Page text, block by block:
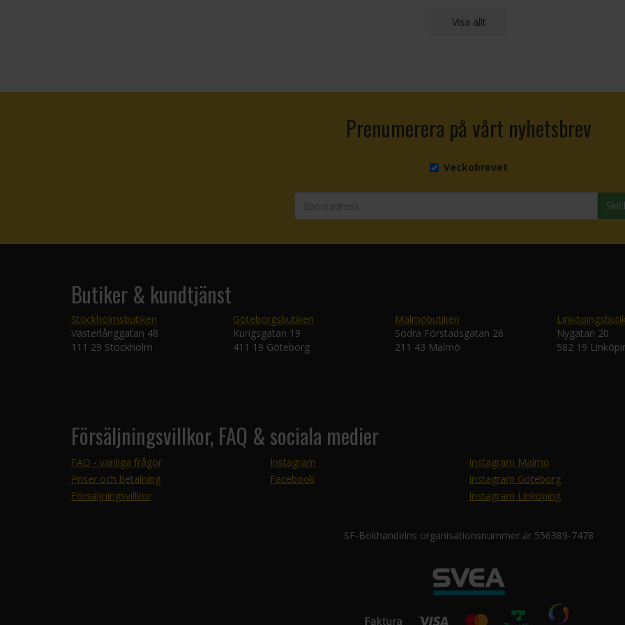
Visa allt
Prenumerera på vårt nyhetsbrev
Veckobrevet
Butiker & kundtjänst
Stockholmsbutiken
Västerlånggatan 48
111 29 Stockholm
Göteborgsbutiken
Kungsgatan 19
411 19 Göteborg
Malmöbutiken
Södra Förstadsgatan 26
211 43 Malmö
Nygatan 20
582 19
Försäljningsvillkor, FAQ & sociala medier
FAQ - vanliga frågor
Priser och betalning
Försäljningsvillkor
Instagram
Facebook
Instagram Malmö
Instagram Göteborg
Instagram Linköping
SF-Bokhandelns organisationsnummer är 556389-7478